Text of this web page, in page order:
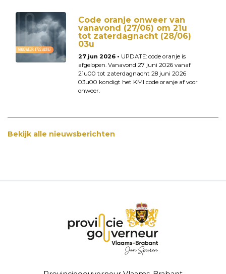
Code oranje onweer van
vanavond (27/06) om 21u
tot zaterdagnacht (28/06)
03u
27 jun 2026 • UPDATE: code oranje is
afgelopen. Vanavond 27 juni 2026 vanaf
21u00 tot zaterdagnacht 28 juni 2026
03u00 kondigt het KMI code oranje af voor
onweer.
Bekijk alle nieuwsberichten